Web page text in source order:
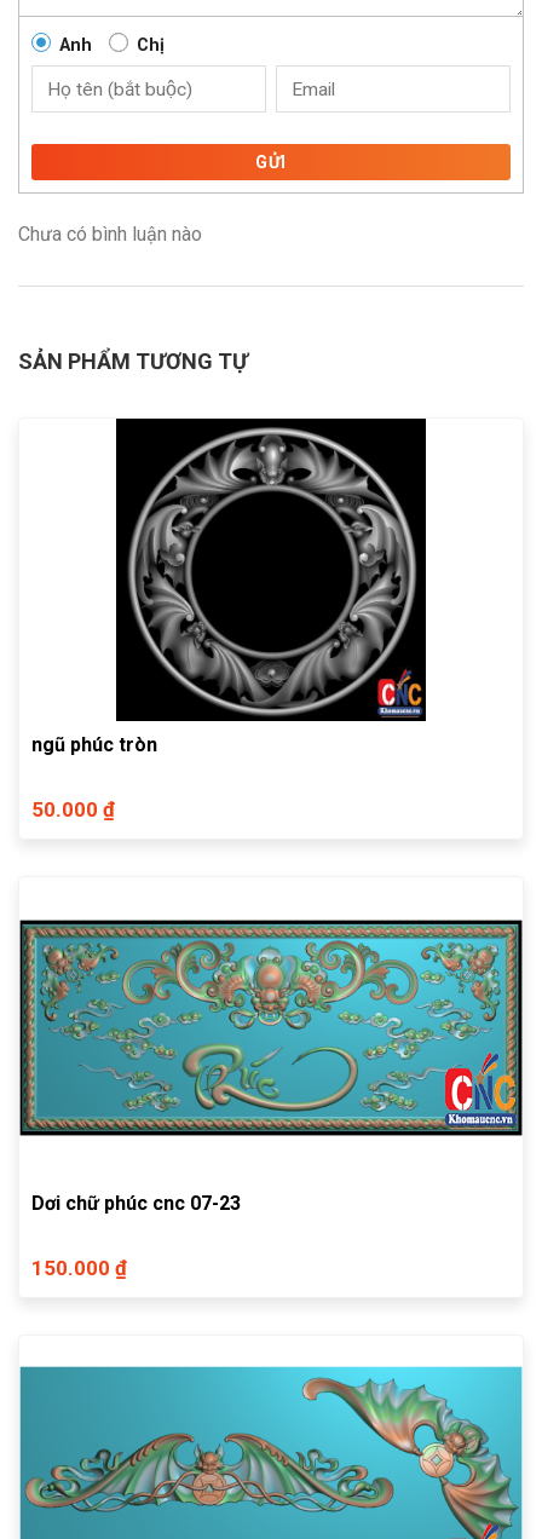
Anh Chị
GỬI
Chưa có bình luận nào
SẢN PHẨM TƯƠNG TỰ
ngũ phúc tròn
50.000 ₫
Dơi chữ phúc cnc 07-23
150.000 ₫